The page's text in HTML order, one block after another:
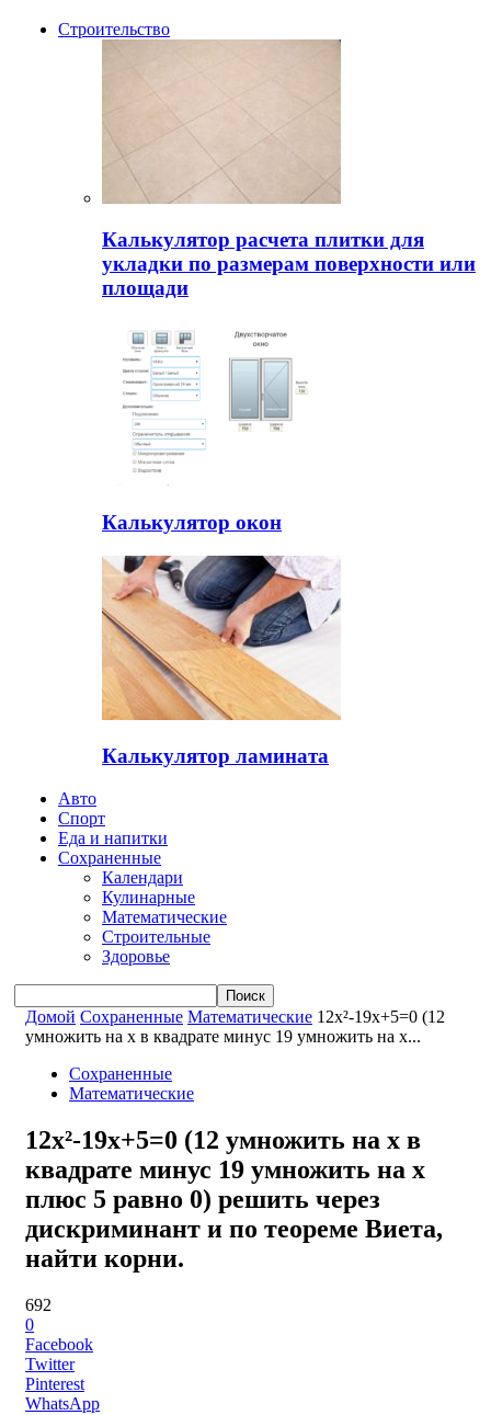
Строительство
Калькулятор расчета плитки для
укладки по размерам поверхности или
площади
Калькулятор окон
Калькулятор ламината
Авто
Спорт
Еда и напитки
Сохраненные
Календари
Кулинарные
Математические
Строительные
Здоровье
Домой Сохраненные Математические 12x²-19x+5=0 (12
умножить на x в квадрате минус 19 умножить на x...
Сохраненные
Математические
12x²-19x+5=0 (12 умножить на x в
квадрате минус 19 умножить на x
плюс 5 равно 0) решить через
дискриминант и по теореме Виета,
найти корни.
692
0
Facebook
Twitter
Pinterest
WhatsApp